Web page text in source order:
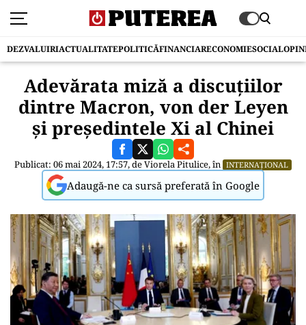
DEZVALUIRIACTUALITATEPOLITICĂFINANCIARECONOMIESOCIAL
Adevărata miză a discuțiilor
dintre Macron, von der Leyen
și președintele Xi al Chinei
Publicat: 06 mai 2024, 17:57, deViorela Pitulice, în INTERNAȚIONAL
Adaugă-ne ca sursă preferată în Google